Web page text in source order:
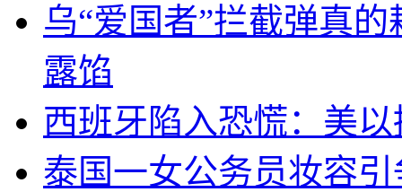
乌“爱国者”拦截弹真
露馅
西班牙陷入恐慌：美
泰国一女公务员妆容